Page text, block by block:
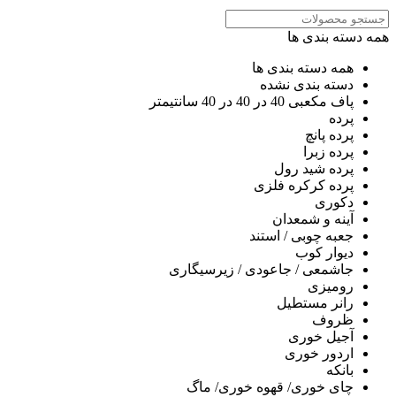
همه دسته بندی ها
همه دسته بندی ها
دسته بندی نشده
پاف مکعبی 40 در 40 در 40 سانتیمتر
پرده
پرده پانچ
پرده زبرا
پرده شید رول
پرده کرکره فلزی
دکوری
آینه و شمعدان
جعبه چوبی / استند
دیوار کوب
جاشمعی / جاعودی / زیرسیگاری
رومیزی
رانر مستطیل
ظروف
آجیل خوری
اردور خوری
بانکه
چای خوری/ قهوه خوری/ ماگ